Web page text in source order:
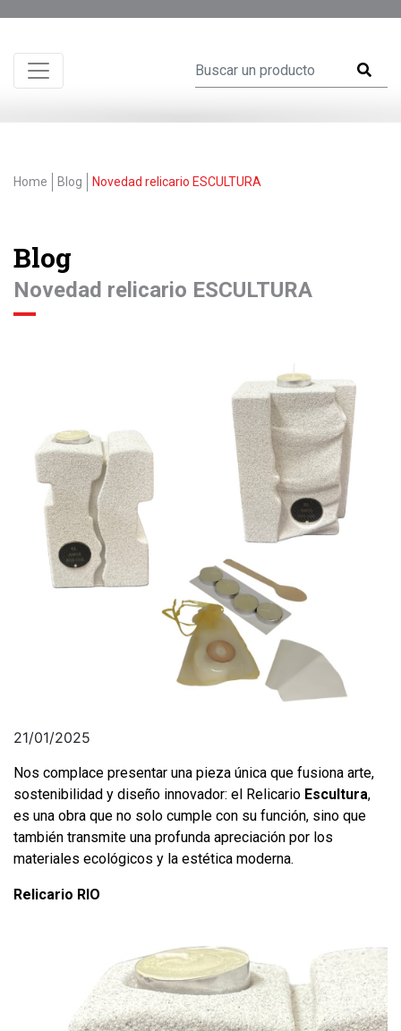
Home Blog Novedad relicario ESCULTURA
Blog
Novedad relicario ESCULTURA
21/01/2025
Nos complace presentar una pieza única que fusiona arte,
sostenibilidad y diseño innovador: el Relicario Escultura,
es una obra que no solo cumple con su función, sino que
también transmite una profunda apreciación por los
materiales ecológicos y la estética moderna.
Relicario RIO